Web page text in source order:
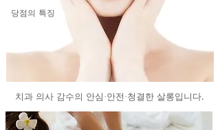
당점의 특징
치과 의사 감수의 안심·안전·청결한 살롱입니다.